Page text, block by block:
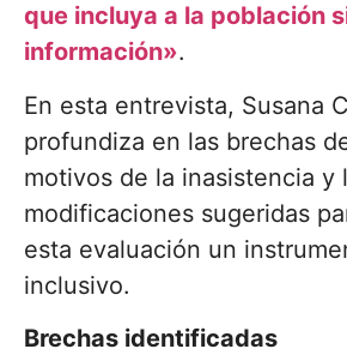
que incluya a la población
información».
En esta entrevista, Susana
profundiza en las brechas
motivos de la inasistencia y
modificaciones sugeridas
esta evaluación un
inclusivo.
Brechas identificadas